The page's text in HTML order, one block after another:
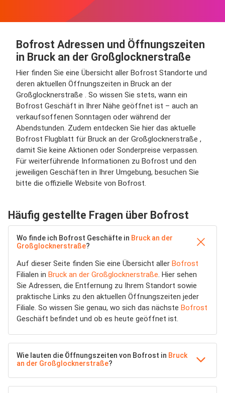
Bofrost Adressen und Öffnungszeiten
in Bruck an der Großglocknerstraße
Hier finden Sie eine Übersicht aller Bofrost Standorte und
deren aktuellen Öffnungszeiten in Bruck an der
Großglocknerstraße . So wissen Sie stets, wann ein
Bofrost Geschäft in Ihrer Nähe geöffnet ist – auch an
verkaufsoffenen Sonntagen oder während der
Abendstunden. Zudem entdecken Sie hier das aktuelle
Bofrost Flugblatt für Bruck an der Großglocknerstraße ,
damit Sie keine Aktionen oder Sonderpreise verpassen.
Für weiterführende Informationen zu Bofrost und den
jeweiligen Geschäften in Ihrer Umgebung, besuchen Sie
bitte die offizielle Website von Bofrost.
Häufig gestellte Fragen über Bofrost
Wo finde ich Bofrost Geschäfte in Bruck an der
Großglocknerstraße?
Auf dieser Seite finden Sie eine Übersicht aller Bofrost
Filialen in Bruck an der Großglocknerstraße. Hier sehen
Sie Adressen, die Entfernung zu Ihrem Standort sowie
praktische Links zu den aktuellen Öffnungszeiten jeder
Filiale. So wissen Sie genau, wo sich das nächste Bofrost
Geschäft befindet und ob es heute geöffnet ist.
Wie lauten die Öffnungszeiten von Bofrost in Bruck
an der Großglocknerstraße?